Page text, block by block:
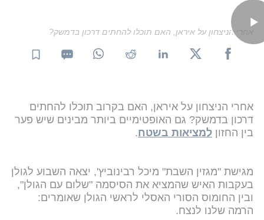
אחרי הניצחון על איראן, האם תוכלו להחתים דרכון בדמשק?
אחרי הניצחון על איראן, האם בקרוב תוכלו להחתים
דרכון בדמשק? גם האופטימיים ביותר מבינים שיש פער
בין החזון למציאות בשטח.
מגישת "מגזין השבת" מיכל רבינוביץ', יצאה השבוע לגולן
בעקבות האיש שהמציא את הסיסמה "שלום עם הגולן",
ובין החומוס הסורי האסלי לראשי הגולן שאומרים:
הרמה שלנו לנצח.